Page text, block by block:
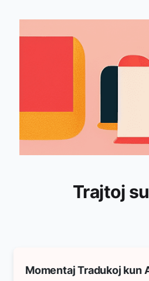
Trajtoj
Momentaj Tradukoj kun